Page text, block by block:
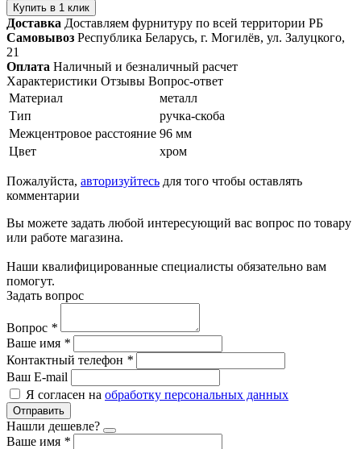
Купить в 1 клик
Доставка Доставляем фурнитуру по всей территории РБ
Самовывоз Республика Беларусь, г. Могилёв, ул. Залуцкого,
21
Оплата Наличный и безналичный расчет
Характеристики Отзывы Вопрос-ответ
Материал
металл
Тип
ручка-скоба
Межцентровое расстояние 96 мм
Цвет
хром
Пожалуйста, авторизуйтесь для того чтобы оставлять
комментарии
Вы можете задать любой интересующий вас вопрос по товару
или работе магазина.
Наши квалифицированные специалисты обязательно вам
помогут.
Задать вопрос
Вопрос *
Ваше имя *
Контактный телефон *
Ваш E-mail
Я согласен на обработку персональных данных
Отправить
Нашли дешевле?
Ваше имя *